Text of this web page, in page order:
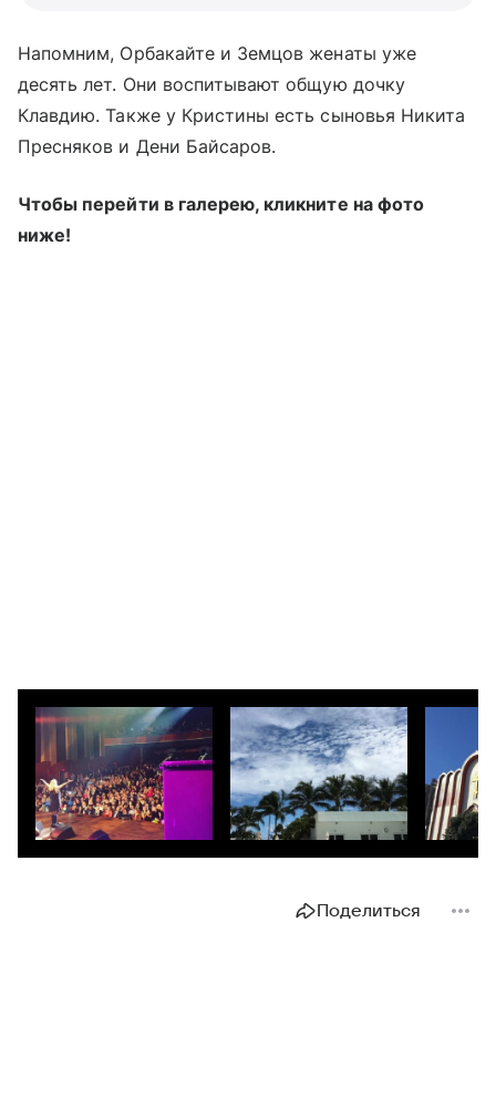
Напомним, Орбакайте и Земцов женаты уже
десять лет. Они воспитывают общую дочку
Клавдию. Также у Кристины есть сыновья Никита
Пресняков и Дени Байсаров.
Чтобы перейти в галерею, кликните на фото
ниже!
Поделиться